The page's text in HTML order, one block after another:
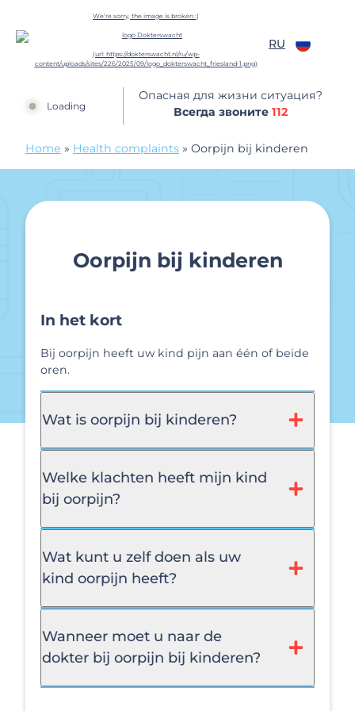
RU
Loading
Опасная для жизни ситуация?
Всегда звоните112
Home » Health complaints » Oorpijn bij kinderen
Oorpijn bij kinderen
In het kort
Bij oorpijn heeft uw kind pijn aan één of beide
oren.
Wat is oorpijn bij kinderen?
Welke klachten heeft mijn kind
bij oorpijn?
Wat kunt u zelf doen als uw
kind oorpijn heeft?
Wanneer moet u naar de
dokter bij oorpijn bij kinderen?